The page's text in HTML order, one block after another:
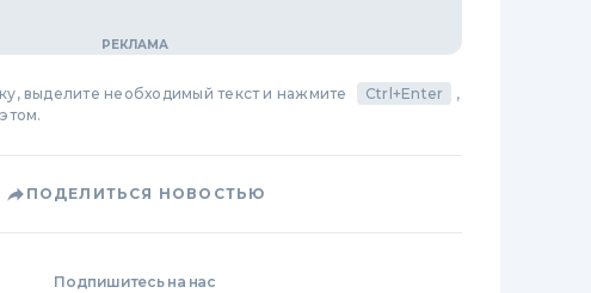
выделите необходимый текст и нажмите Ctrl+Enter
,
ПОДЕЛИТЬСЯ НОВОСТЬЮ
Подпишитесь на нас